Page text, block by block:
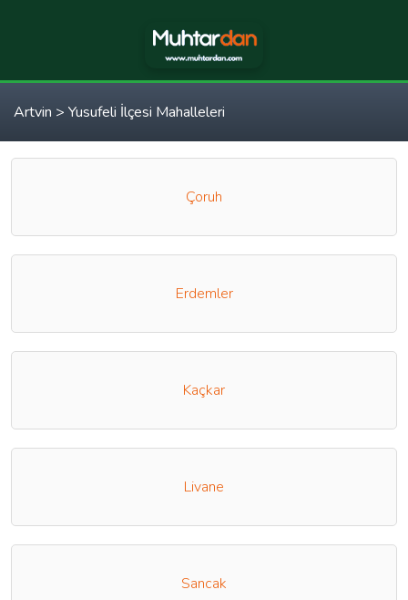
Artvin > Yusufeli İlçesi Mahalleleri
Çoruh
Erdemler
Kaçkar
Livane
Sancak